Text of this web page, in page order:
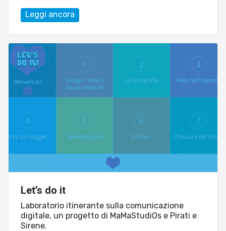
Leggi ancora
Let’s do it
Laboratorio itinerante sulla comunicazione
digitale, un progetto di MaMaStudiOs e Pirati e
Sirene.